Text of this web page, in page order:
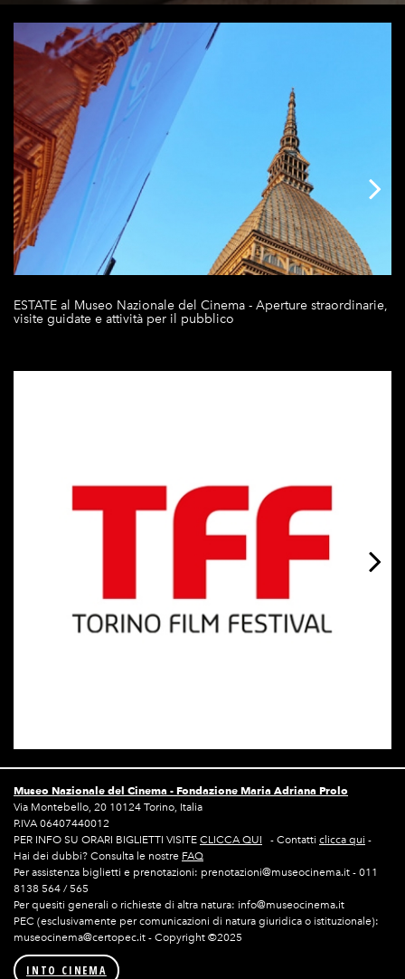
ESTATE al Museo Nazionale del Cinema - Aperture straordinarie,
visite guidate e attività per il pubblico
Museo Nazionale del Cinema - Fondazione Maria Adriana Prolo
Via Montebello, 20 10124 Torino, Italia
P.IVA 06407440012
PER INFO SU ORARI BIGLIETTI VISITE CLICCA QUI - Contatti clicca qui -
Hai dei dubbi? Consulta le nostre FAQ
Per assistenza biglietti e prenotazioni: prenotazioni@museocinema.it - 011
8138 564 / 565
Per quesiti generali o richieste di altra natura: info@museocinema.it
PEC (esclusivamente per comunicazioni di natura giuridica o istituzionale):
museocinema@certopec.it - Copyright ©2025
INTO CINEMA